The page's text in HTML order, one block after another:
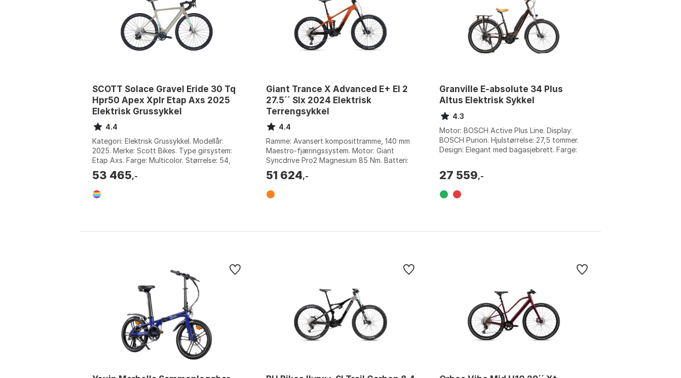
SCOTT Solace Gravel Eride 30 Tq
Hpr50 Apex Xplr Etap Axs 2025
Elektrisk Grussykkel
4.4
Kategori: Elektrisk Grussykkel. Modellår:
2025. Merke: Scott Bikes. Type girsystem:
Etap Axs. Farge: Multicolor. Størrelse: 54,
56, 58. Størrelse 2: 360Wh.
53 465,-
Giant Trance X Advanced E+ El 2
27.5´´ Slx 2024 Elektrisk
Terrengsykkel
4.4
Ramme: Avansert komposittramme, 140 mm
Maestro-fjæringssystem. Motor: Giant
Syncdrive Pro2 Magnesium 85 Nm. Batteri:
Giant Energypak 400 Wh, aluminiumsdeksel.
G...
51 624,-
Granville E-absolute 34 Plus
Altus Elektrisk Sykkel
4.3
Motor: BOSCH Active Plus Line. Display:
BOSCH Purion. Hjulstørrelse: 27,5 tommer.
Design: Elegant med bagasjebrett. Farge:
27 559,-